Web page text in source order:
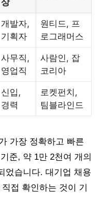
상
개발자,
기획자
원티드, 프
로그래머스
사무직,
영업직
사람인, 잡
코리아
신입,
경력
로켓펀치,
팀블라인드
가장 정확하고 빠른
준, 약 1만 2천여 개의
었습니다. 대기업 채용
접 확인하는 것이 기